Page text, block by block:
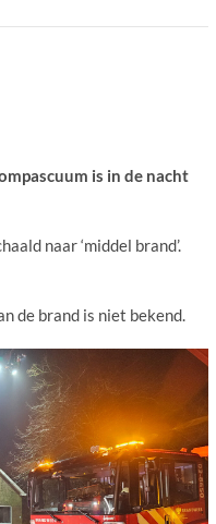
is in de nacht
naar ‘middel brand’.
de brand is niet bekend.